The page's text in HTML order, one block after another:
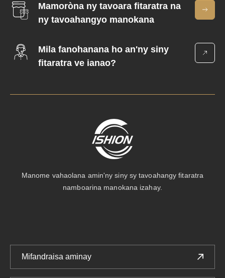
Mamoròna ny tavoara fitaratra na
ny tavoahangyo manokana
Mila fanohanana ho an'ny siny
fitaratra ve ianao?
Manome vahaolana amin'ny siny sy tavoahangy fitaratra
namboarina manokana izahay.
Mifandraisa aminay